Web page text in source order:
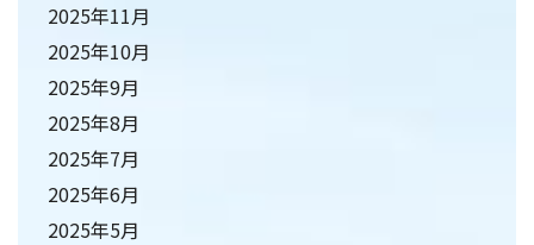
2025年11月
2025年10月
2025年9月
2025年8月
2025年7月
2025年6月
2025年5月